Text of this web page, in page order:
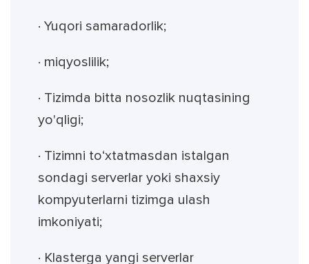
· Yuqori samaradorlik;
· miqyoslilik;
· Tizimda bitta nosozlik nuqtasining
yo'qligi;
· Tizimni to‘xtatmasdan istalgan
sondagi serverlar yoki shaxsiy
kompyuterlarni tizimga ulash
imkoniyati;
· Klasterga yangi serverlar